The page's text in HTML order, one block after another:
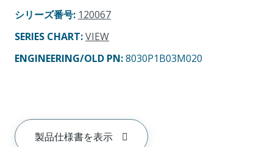
シリーズ番号: 120067
SERIES CHART:VIEW
ENGINEERING/OLD PN:8030P1B03M020
製品仕様書を表示